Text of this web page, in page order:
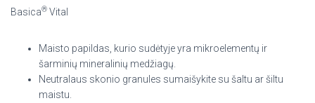
Basica® Vital
Maisto papildas, kurio sudėtyje yra mikroelementų ir
šarminių mineralinių medžiagų.
Neutralaus skonio granules sumaišykite su šaltu ar šiltu
maistu.